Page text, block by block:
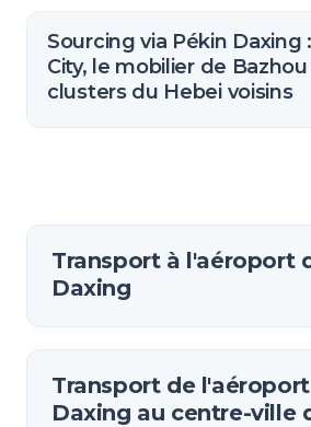
Sourcing via Pékin Daxing
City, le mobilier de
clusters du Hebei voisins
Transport à l'aéroport
Daxing
Transport de
Daxing au centre-ville